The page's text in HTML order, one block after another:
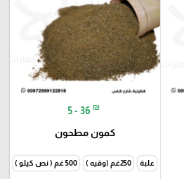
5 - 36 ₪
كمون مطحون
علبة 250غم (وقيه ) 500 غم ( نص كيلو )